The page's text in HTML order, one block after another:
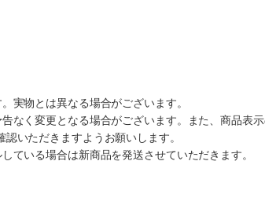
実物とは異なる場合がございます。
なく変更となる場合がございます。また、商品表
認いただきますようお願いします。
ている場合は新商品を発送させていただきます。